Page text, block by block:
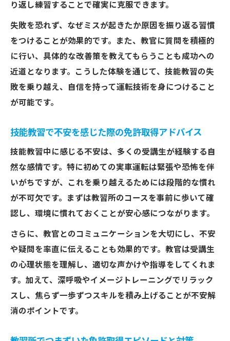
り返し練習することで確実に克服できます。
失敗を恐れず、なぜミスが起きたか原因を振り返る習慣
をつけることが効果的です。また、教官に質問を積極的
に行い、具体的な改善策を教えてもらうことも成功への
近道となります。こうした体験を通じて、技能教習の失
敗を乗り越え、自信を持って運転技術を身につけること
が可能です。
技能教習で不安を感じた際の免許取得アドバイス
技能教習中に感じる不安は、多くの受講生が経験する自
然な感情です。特に初めての実車運転は緊張や恐怖を伴
いがちですが、これを乗り越えるためには段階的な慣れ
が不可欠です。まずは教習所のコースを事前に歩いて確
認し、環境に慣れておくことが安心感につながります。
さらに、教官とのコミュニケーションを大切にし、不安
や疑問を率直に伝えることも効果的です。教官は受講生
の心理状態を理解し、適切な声かけや指導をしてくれま
す。加えて、深呼吸やイメージトレーニングでリラック
スし、焦らず一歩ずつスキルを積み上げることが不安解
消のポイントです。